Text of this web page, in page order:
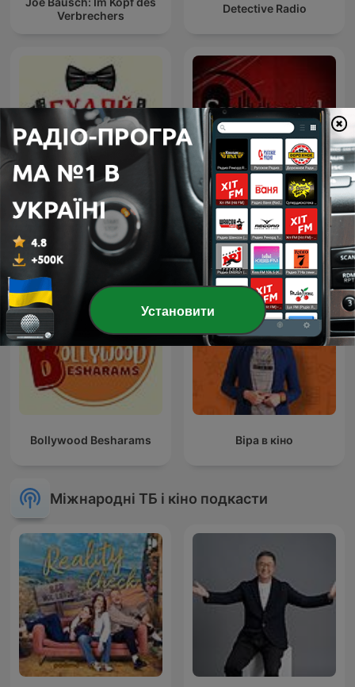
Verbrechers
Detective Radio
Гуляй не хочу
Snapped: Women Who
Murder
Bollywood Besharams Віра в кіно
Міжнародні ТБ і кіно подкасти
Установити